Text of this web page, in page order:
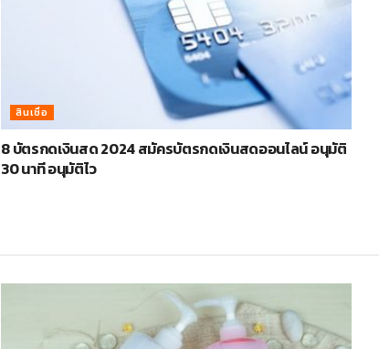
สินเชื่อ
8 บัตรกดเงินสด 2024 สมัครบัตรกดเงินสดออนไลน์ อนุมัติ
30 นาที อนุมัติไว